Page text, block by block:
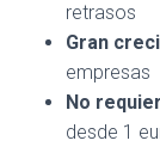
retrasos
Gran
empresas
No
desde 1